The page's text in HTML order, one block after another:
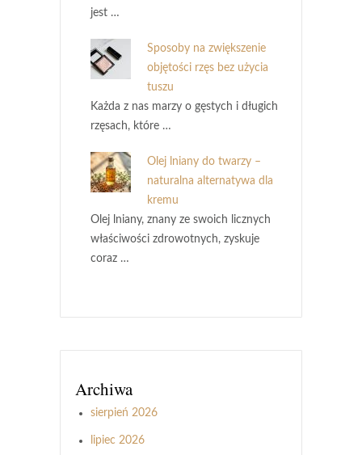
jest …
Sposoby na zwiększenie
objętości rzęs bez użycia
tuszu
Każda z nas marzy o gęstych i długich
rzęsach, które …
Olej lniany do twarzy –
naturalna alternatywa dla
kremu
Olej lniany, znany ze swoich licznych
właściwości zdrowotnych, zyskuje
coraz …
Archiwa
sierpień 2026
lipiec 2026